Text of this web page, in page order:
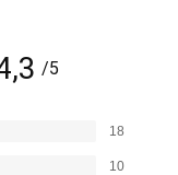
/5
18
10